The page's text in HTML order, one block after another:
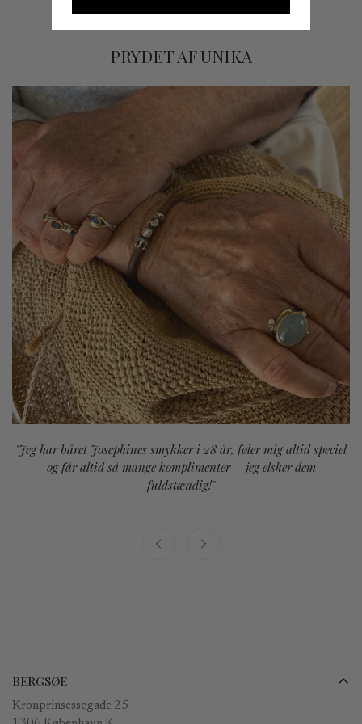
PRYDET AF UNIKA
"Jeg har båret Josephines smykker i 28 år, føler mig altid speciel
og får altid så mange komplimenter – jeg elsker dem
fuldstændig!"
BERGSØE
Kronprinsessegade 25